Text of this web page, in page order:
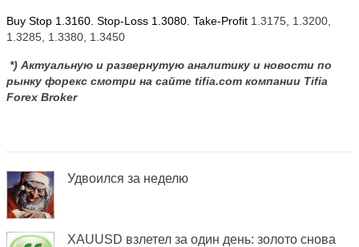
Buy Stop 1.3160. Stop-Loss 1.3080. Take-Profit 1.3175, 1.3200,
1.3285, 1.3380, 1.3450
*) Актуальную и развернутую аналитику и новости по
рынку форекс смотри на сайте tifia.com компании Tifia
Forex Broker
Удвоился за неделю
XAUUSD взлетел за один день: золото снова